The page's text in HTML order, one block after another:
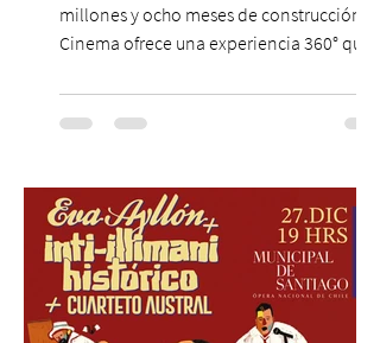
millones y ocho meses de construcción,
Cinema ofrece una experiencia 360° que
cinematográfica y actores en vivo,
recreando algunos de los universos más
una nueva atracción a su oferta
gastronómica y turística con la apertura de
Cinema, un restaurante temático
inspirado en el concepto de un museo de
Hollywood, que promete transportar a sus
visitantes a distintos